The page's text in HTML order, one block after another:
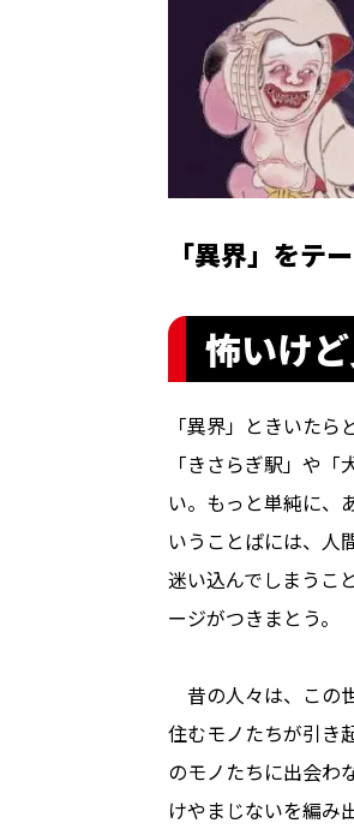
「異界」をテ
怖いけ
「異界」ときいた
「きさらぎ駅」や
い。もっと単純に、
いうことばには、人
迷い込んでしまうこ
ージがつきまとう。
昔の人々は、この
住むモノたちが引き
のモノたちに出会わ
けやまじないを編み